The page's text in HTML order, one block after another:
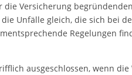
Versicherung
die Unfälle gleich, die sich bei
Regelungen
ausgeschlossen, wenn